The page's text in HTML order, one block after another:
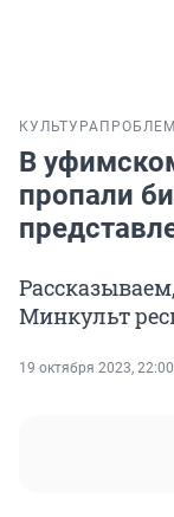
КУЛЬТУРА
В
пропали
Минкульт
19 октября 2023, 22:00